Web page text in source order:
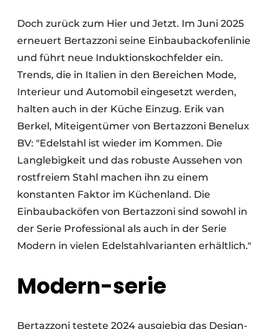
Doch zurück zum Hier und Jetzt. Im Juni 2025
erneuert Bertazzoni seine Einbaubackofenlinie
und führt neue Induktionskochfelder ein.
Trends, die in Italien in den Bereichen Mode,
Interieur und Automobil eingesetzt werden,
halten auch in der Küche Einzug. Erik van
Berkel, Miteigentümer von Bertazzoni Benelux
BV: "Edelstahl ist wieder im Kommen. Die
Langlebigkeit und das robuste Aussehen von
rostfreiem Stahl machen ihn zu einem
konstanten Faktor im Küchenland. Die
Einbaubacköfen von Bertazzoni sind sowohl in
der Serie Professional als auch in der Serie
Modern in vielen Edelstahlvarianten erhältlich."
Modern-serie
Bertazzoni testete 2024 ausgiebig das Design-